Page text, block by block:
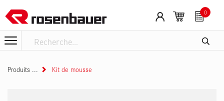
0
Produits Kit de mousse